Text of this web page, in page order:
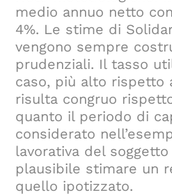
medio annuo netto
4%. Le stime di
vengono sempre
prudenziali. Il tasso
caso, più alto rispetto
risulta congruo
quanto il periodo di
considerato
lavorativa del
plausibile stimare un
quello ipotizzato.